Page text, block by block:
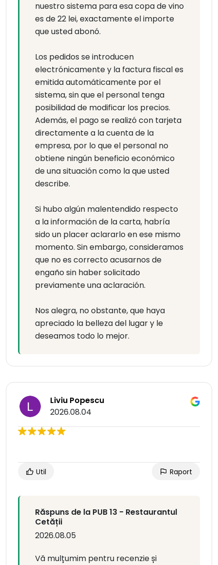
nuestro sistema para esa copa de vino
es de 22 lei, exactamente el importe
que usted abonó.
Los pedidos se introducen
electrónicamente y la factura fiscal es
emitida automáticamente por el
sistema, sin que el personal tenga
posibilidad de modificar los precios.
Además, el pago se realizó con tarjeta
directamente a la cuenta de la
empresa, por lo que el personal no
obtiene ningún beneficio económico
de una situación como la que usted
describe.
Si hubo algún malentendido respecto
a la información de la carta, habría
sido un placer aclararlo en ese mismo
momento. Sin embargo, consideramos
que no es correcto acusarnos de
engaño sin haber solicitado
previamente una aclaración.
Nos alegra, no obstante, que haya
apreciado la belleza del lugar y le
deseamos todo lo mejor.
Liviu Popescu
2026.08.04
Util Raport
Răspuns de la PUB 13 - Restaurantul
Cetății
2026.08.05
Vă mulțumim pentru recenzie și